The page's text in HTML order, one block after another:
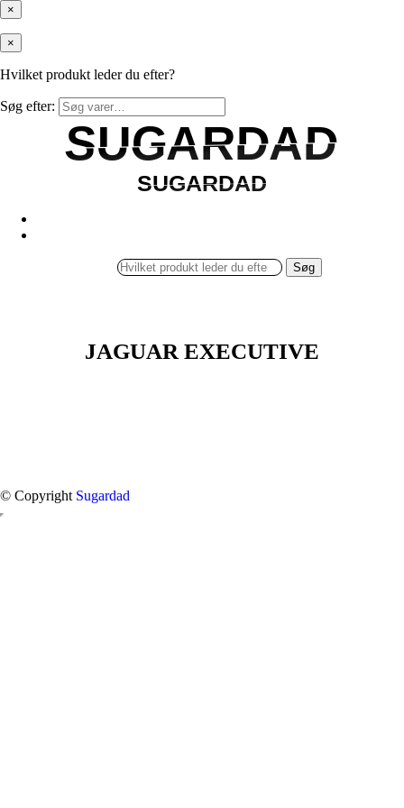
×
×
Hvilket produkt leder du efter?
Søg efter:
SUGARDAD
SUGARDAD
SUGARDAD
SUGARDAD
Søg
JAGUAR EXECUTIVE
© Copyright Sugardad